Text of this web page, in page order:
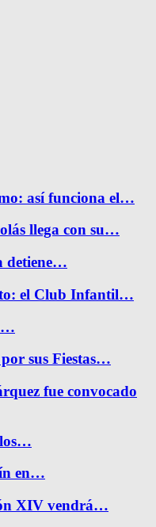
así funciona el…
llega con su…
detiene…
el Club Infantil…
sus Fiestas…
fue convocado
los…
en…
XIV vendrá…